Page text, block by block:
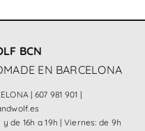
BCN
EN BARCELONA
| 607 981 901 |
de 16h a 19h | Viernes: de 9h